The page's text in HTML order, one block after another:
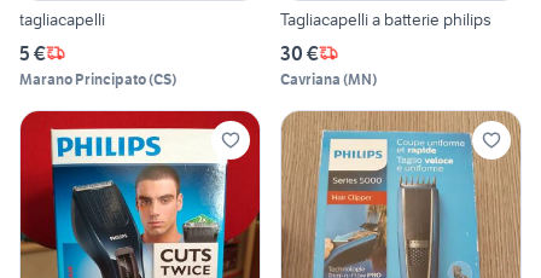
tagliacapelli
5 €
Marano Principato(CS)
Tagliacapelli a batterie philips
30 €
Cavriana (MN)